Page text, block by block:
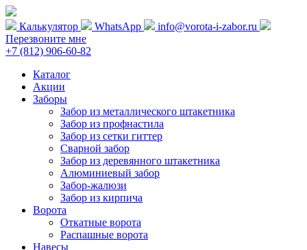
Калькулятор WhatsApp
info@vorota-i-zabor.ru
Перезвоните мне
+7 (812) 906-60-82
Каталог
Акции
Заборы
Забор из металлического штакетника
Забор из профнастила
Забор из сетки гиттер
Сварной забор
Забор из деревянного штакетника
Алюминиевый забор
Забор-жалюзи
Забор из кирпича
Ворота
Откатные ворота
Распашные ворота
Навесы